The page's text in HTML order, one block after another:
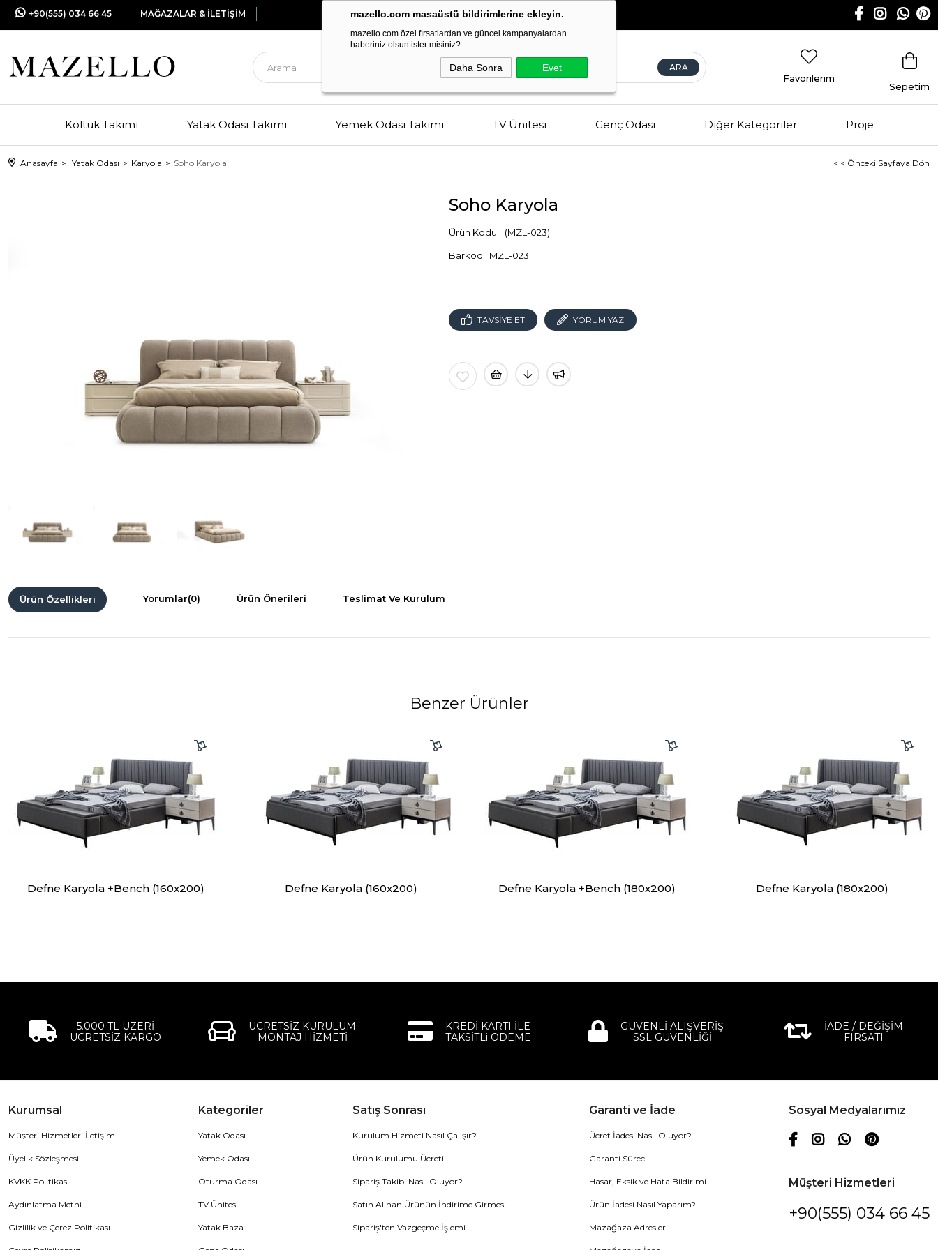
mazello.com masaüstü bildirimlerine ekleyin.
mazello.com özel fırsatlardan ve güncel kampanyalardan
haberiniz olsun ister misiniz?
Daha Sonra Evet
+90(555) 034 66 45 MAĞAZALAR & İLETİŞİM EstetikveKaliteninBuluşma Noktası
Sepetim
Favorilerim
Koltuk Takımı Yatak Odası Takımı Yemek Odası Takımı TV Ünitesi Genç Odası Diğer Kategoriler Proje
Anasayfa Yatak Odası Karyola Soho Karyola < < Önceki Sayfaya Dön
Soho Karyola
(MZL-023)
Barkod : MZL-023
TAVSIYE ET YORUM YAZ
Ürün Özellikleri Yorumlar(0) Ürün Önerileri Teslimat Ve Kurulum
Benzer Ürünler
Defne Karyola +Bench (160x200) Defne Karyola (160x200) Defne Karyola +Bench (180x200) Defne Karyola (180x200)
5.000 TL ÜZERİ
ÜCRETSİZ KARGO
ÜCRETSİZ KURULUM
MONTAJ HİZMETİ
KREDİ KARTI İLE
TAKSİTLi ÖDEME
GÜVENLİ ALIŞVERİŞ
SSL GÜVENLİĞİ
İADE / DEĞİŞİM
FIRSATI
Kurumsal
Müşteri Hizmetleri İletişim
Üyelik Sözleşmesi
KVKK Politikası
Aydınlatma Metni
Gizlilik ve Çerez Politikası
Kategoriler
Yatak Odası
Yemek Odası
Oturma Odası
TV Ünitesi
Yatak Baza
Satış Sonrası
Kurulum Hizmeti Nasıl Çalışır?
Ürün Kurulumu Ücreti
Sipariş Takibi Nasıl Oluyor?
Satın Alınan Ürünün İndirime Girmesi
Sipariş'ten Vazgeçme İşlemi
Garanti ve İade
Ücret İadesi Nasıl Oluyor?
Garanti Süreci
Hasar, Eksik ve Hata Bildirimi
Ürün İadesi Nasıl Yaparım?
Mazağaza Adresleri
Sosyal Medyalarımız
Müşteri Hizmetleri
+90(555) 034 66 45